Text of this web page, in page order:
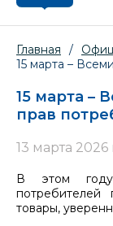
Главная /
15 марта –
15 марта –
прав
13 марта 2026
В этом
товары,